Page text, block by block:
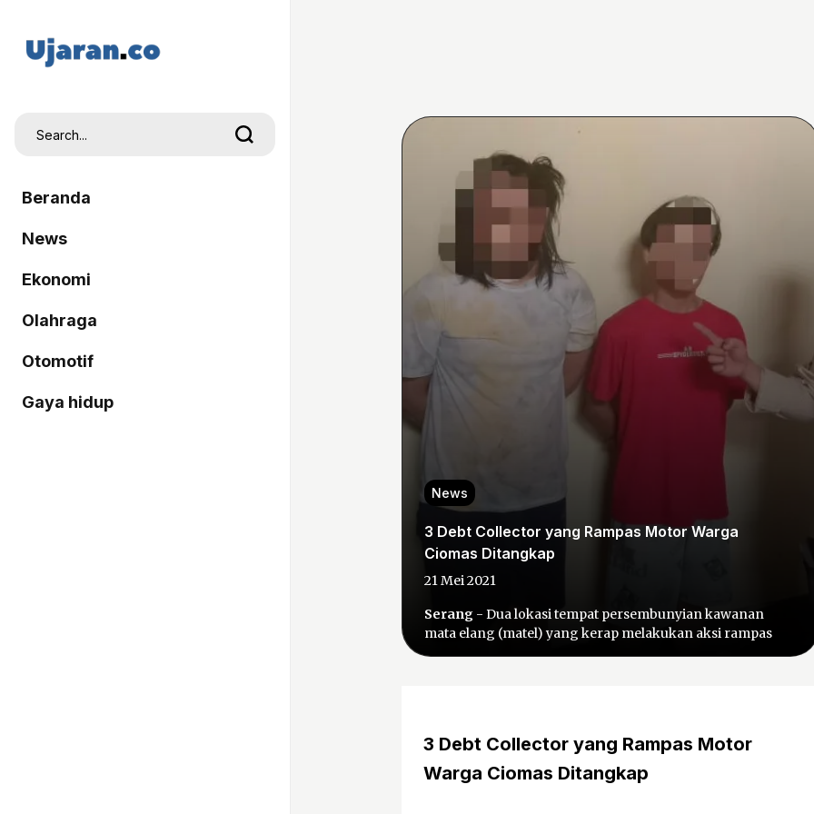
Beranda
News
Ekonomi
Olahraga
Otomotif
Gaya hidup
News
3 Debt Collector yang Rampas Motor Warga
Ciomas Ditangkap
21 Mei 2021
Serang - Dua lokasi tempat persembunyian kawanan
mata elang (matel) yang kerap melakukan aksi rampas
3 Debt Collector yang Rampas Motor
Warga Ciomas Ditangkap